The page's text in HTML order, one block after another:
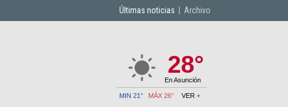
Últimas noticias Archivo
28°
En Asunción
MIN 21° MÁX 26° VER+